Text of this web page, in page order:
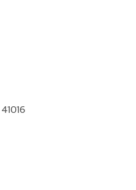
41016